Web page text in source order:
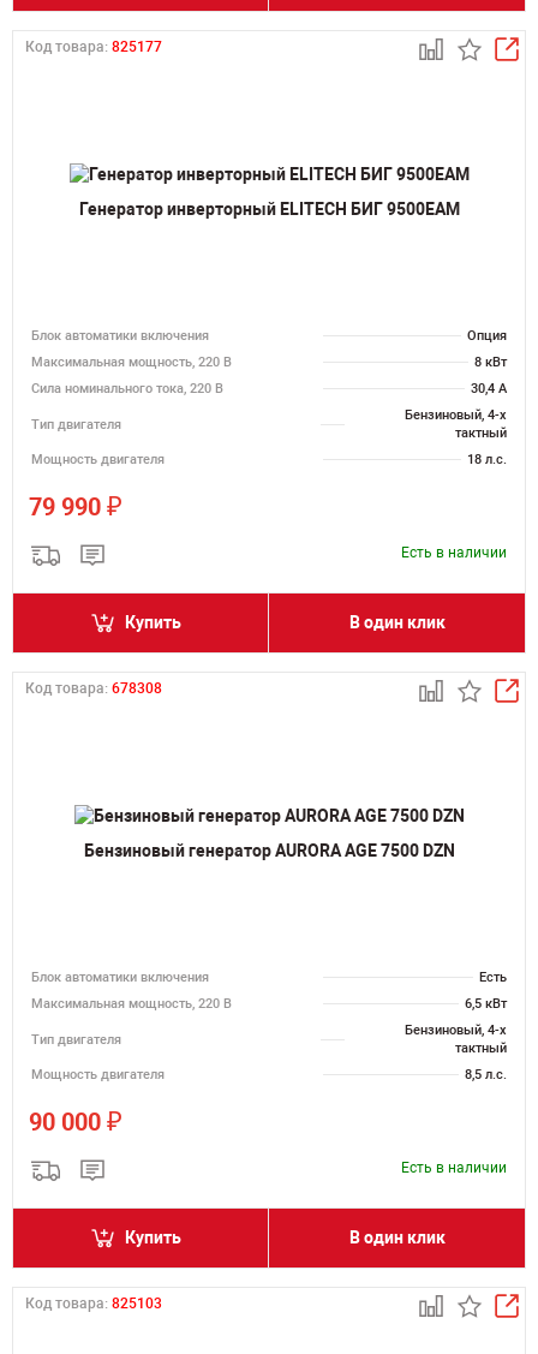
Код товара: 825177
Генератор инверторный ELITECH БИГ 9500ЕАМ
Блок автоматики включения
Опция
Максимальная мощность, 220 В
8 кВт
Сила номинального тока, 220 В
30,4 А
Тип двигателя
Бензиновый, 4-х
тактный
Мощность двигателя
18 л.с.
79 990 ₽
Есть в наличии
Купить В один клик
Код товара: 678308
Бензиновый генератор AURORA AGE 7500 DZN
Блок автоматики включения
Есть
Максимальная мощность, 220 В
6,5 кВт
Тип двигателя
Бензиновый, 4-х
тактный
Мощность двигателя
8,5 л.с.
90 000 ₽
Есть в наличии
Купить В один клик
Код товара: 825103